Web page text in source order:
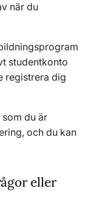
när du
studentkonto
registrera dig
du är
och du kan
eller